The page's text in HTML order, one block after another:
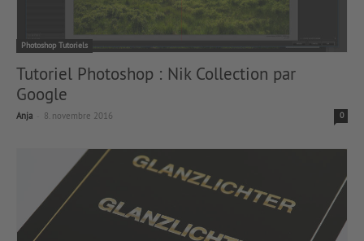
Photoshop Tutoriels
Tutoriel Photoshop : Nik Collection par
Google
Anja 8. novembre 2016 0